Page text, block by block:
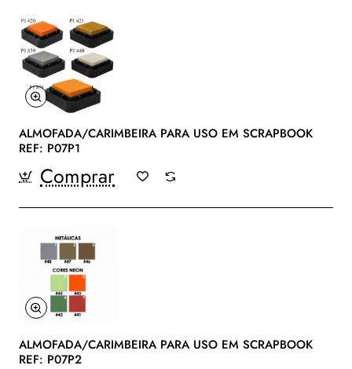
ALMOFADA/CARIMBEIRA PARA USO EM SCRAPBOOK
REF: P07P1
Comprar
ALMOFADA/CARIMBEIRA PARA USO EM SCRAPBOOK
REF: P07P2